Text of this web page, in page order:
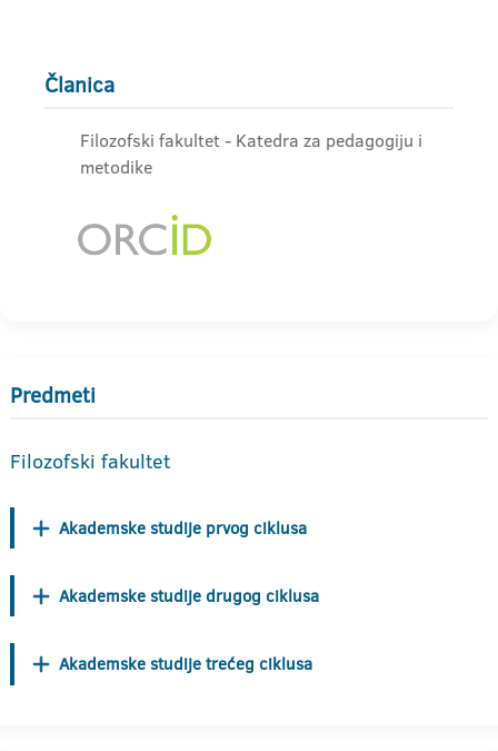
Članica
Filozofski fakultet - Katedra za pedagogiju i
metodike
Predmeti
Filozofski fakultet
Akademske studije prvog ciklusa
Akademske studije drugog ciklusa
Akademske studije trećeg ciklusa